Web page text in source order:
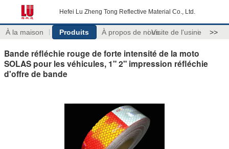
Hefei Lu Zheng Tong Reflective Material Co., Ltd.
À la maison Produits À propos de nousVisite de l'usine >>
Bande réfléchie rouge de forte intensité de la moto
SOLAS pour les véhicules, 1" 2" impression réfléchie
d'offre de bande